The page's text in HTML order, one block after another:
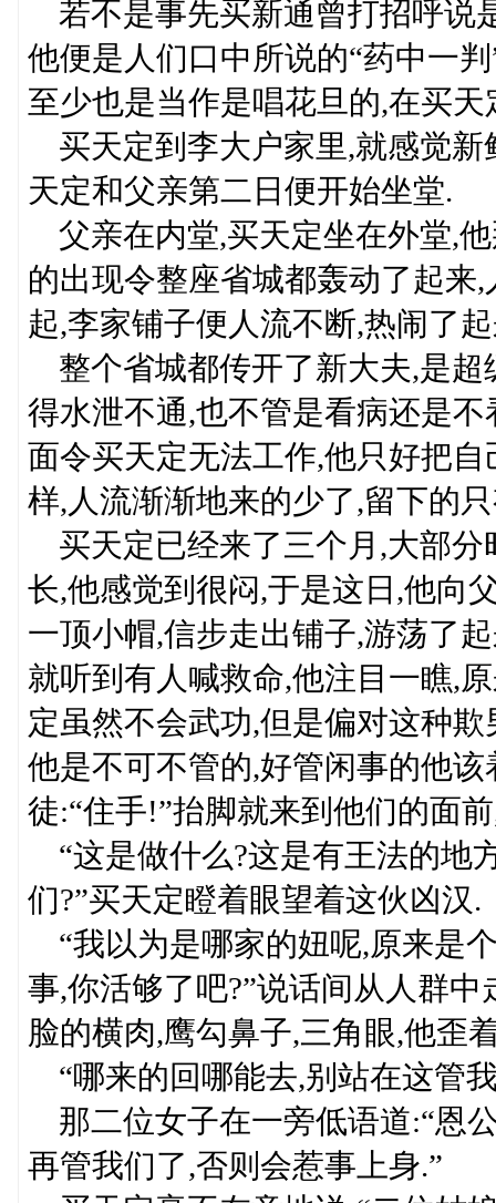
若不是事先买新通曾打招呼说
他便是人们口中所说的“药中一
至少也是当作是唱花旦的,在买
买天定到李大户家里,就感觉新
天定和父亲第二日便开始坐堂.
父亲在内堂,买天定坐在外堂,
的出现令整座省城都轰动了起来
起,李家铺子便人流不断,热闹了
整个省城都传开了新大夫,是超
得水泄不通,也不管是看病还是
面令买天定无法工作,他只好把
样,人流渐渐地来的少了,留下的
买天定已经来了三个月,大部分
长,他感觉到很闷,于是这日,他向
一顶小帽,信步走出铺子,游荡了
就听到有人喊救命,他注目一瞧,
定虽然不会武功,但是偏对这种
他是不可不管的,好管闲事的他
徒:“住手!”抬脚就来到他们的面
“这是做什么?这是有王法的地
们?”买天定瞪着眼望着这伙凶汉.
“我以为是哪家的妞呢,原来是
事,你活够了吧?”说话间从人群
脸的横肉,鹰勾鼻子,三角眼,他歪
“哪来的回哪能去,别站在这管
那二位女子在一旁低语道:“恩
再管我们了,否则会惹事上身.”